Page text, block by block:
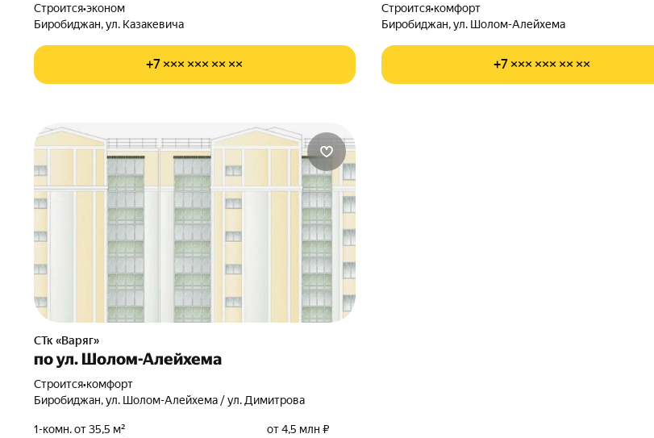
Строится•эконом
Биробиджан, ул. Казакевича
+7 ××× ××× ×× ××
Строится•комфорт
Биробиджан, ул. Шолом-Алейхема
+7 ××× ××× ×× ××
СТк «Варяг»
по ул. Шолом-Алейхема
Строится•комфорт
Биробиджан, ул. Шолом-Алейхема / ул. Димитрова
1-комн. от 35,5 м²
от 4,5 млн ₽